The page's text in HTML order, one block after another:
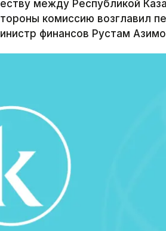
между Республикой
комиссию возглавил
финансов Рустам